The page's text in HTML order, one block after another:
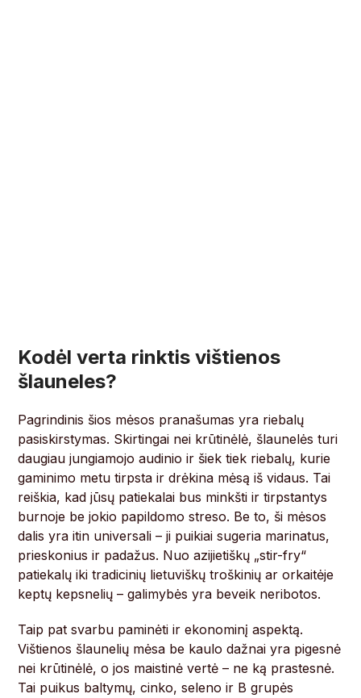
Kodėl verta rinktis vištienos
šlauneles?
Pagrindinis šios mėsos pranašumas yra riebalų
pasiskirstymas. Skirtingai nei krūtinėlė, šlaunelės turi
daugiau jungiamojo audinio ir šiek tiek riebalų, kurie
gaminimo metu tirpsta ir drėkina mėsą iš vidaus. Tai
reiškia, kad jūsų patiekalai bus minkšti ir tirpstantys
burnoje be jokio papildomo streso. Be to, ši mėsos
dalis yra itin universali – ji puikiai sugeria marinatus,
prieskonius ir padažus. Nuo azijietiškų „stir-fry“
patiekalų iki tradicinių lietuviškų troškinių ar orkaitėje
keptų kepsnelių – galimybės yra beveik neribotos.
Taip pat svarbu paminėti ir ekonominį aspektą.
Vištienos šlaunelių mėsa be kaulo dažnai yra pigesnė
nei krūtinėlė, o jos maistinė vertė – ne ką prastesnė.
Tai puikus baltymų, cinko, seleno ir B grupės